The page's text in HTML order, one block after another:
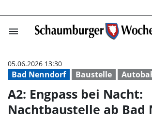
menu A2:
Bad Nenndorf Baustelle
05.06.2026 13:30
A2: Engpass bei Nacht:
Nachtbaustelle ab Bad